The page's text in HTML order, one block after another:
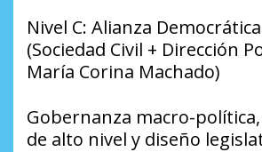
​Nivel C: Alianza
(Sociedad Civil + Dirección
María Corina Machado)
​Gobernanza macro-
de alto nivel y diseño